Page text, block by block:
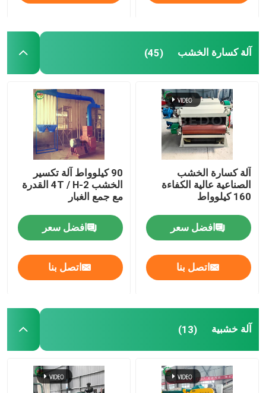
ماكينة شحذ السكاكين
آلة كسارة الخشب (45)
آلة كسارة الخشب
الصناعية عالية الكفاءة
160 كيلوواط
افضل سعر
اتصل بنا
90 كيلوواط آلة تكسير
الخشب 2-4T / H القدرة
مع جمع الغبار
افضل سعر
اتصل بنا
آلة خشبية (13)